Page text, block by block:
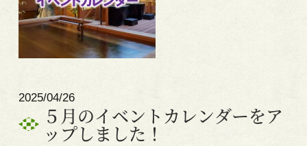
2025/04/26
５月のイベントカレンダーをア
ップしました！